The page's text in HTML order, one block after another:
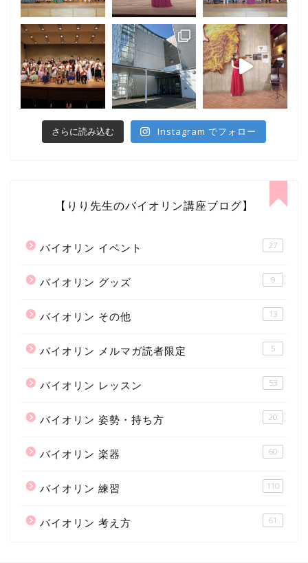
さらに読み込む Instagram でフォロー
【りり先生のバイオリン講座ブログ】
バイオリン イベント 27
バイオリン グッズ 9
バイオリン その他 13
バイオリン メルマガ読者限定 5
バイオリン レッスン 53
バイオリン 姿勢・持ち方 20
バイオリン 楽器 60
バイオリン 練習 110
バイオリン 考え方 61